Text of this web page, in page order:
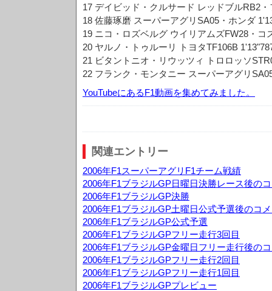
17 デイビッド・クルサード レッドブルRB2
18 佐藤琢磨 スーパーアグリSA05・ホンダ
19 ニコ・ロズベルグ ウイリアムズFW28・コ
20 ヤルノ・トゥルーリ トヨタTF106B
21 ビタントニオ・リウッツィ トロロッソ
22 フランク・モンタニー スーパーアグリ
YouTubeにあるF1動画を集めてみました。
関連エントリー
2006年F1スーパーアグリF1チーム戦績
2006年F1ブラジルGP日曜日決勝レース後の
2006年F1ブラジルGP決勝
2006年F1ブラジルGP土曜日公式予選後のコ
2006年F1ブラジルGP公式予選
2006年F1ブラジルGPフリー走行3回目
2006年F1ブラジルGP金曜日フリー走行後の
2006年F1ブラジルGPフリー走行2回目
2006年F1ブラジルGPフリー走行1回目
2006年F1ブラジルGPプレビュー